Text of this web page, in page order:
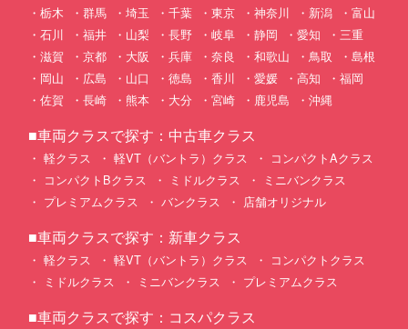
栃木
群馬 埼玉 千葉 東京 神奈川 新潟
富山
石川
福井 山梨 長野 岐阜 静岡 愛知
三重
滋賀
京都 大阪 兵庫 奈良 和歌山 鳥取
島根
岡山
広島 山口 徳島 香川 愛媛 高知
福岡
佐賀
長崎 熊本 大分 宮崎 鹿児島 沖縄
■車両クラスで探す：中古車クラス
軽クラス 軽VT（バントラ）クラス
コンパクトAクラス
コンパクトBクラス
ミドルクラス
ミニバンクラス
プレミアムクラス
バンクラス 店舗オリジナル
■車両クラスで探す：新車クラス
軽クラス 軽VT（バントラ）クラス
コンパクトクラス
ミドルクラス
ミニバンクラス プレミアムクラス
■車両クラスで探す：コスパクラス